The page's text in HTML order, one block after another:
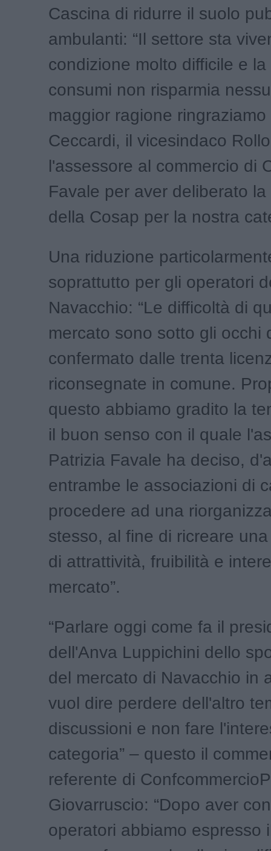
Cascina di ridurre il suolo
ambulanti: “Il settore sta
condizione molto difficile e la
consumi non risparmia
maggior ragione
Ceccardi, il vicesindaco
l'assessore al commercio di
Favale per aver deliberato
della Cosap per la nostra
Una riduzione
soprattutto per gli operatori
Navacchio: “Le difficoltà di
mercato sono sotto gli occhi
confermato dalle trenta
riconsegnate in comune.
questo abbiamo gradito la
il buon senso con il quale
Patrizia Favale ha deciso,
entrambe le associazioni di
procedere ad una
stesso, al fine di ricreare
di attrattività, fruibilità e
mercato”.
“Parlare oggi come fa il
dell'Anva Luppichini dello
del mercato di Navacchio in
vuol dire perdere dell'altro
discussioni e non fare
categoria” – questo il
referente di
Giovarruscio: “Dopo aver
operatori abbiamo espresso